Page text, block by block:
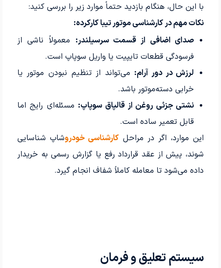
با این حال، هنگام بازدید حتماً موارد زیر را بررسی کنید:
نکات مهم در کارشناسی موتور تیبا کارکرده:
صدای اضافی از قسمت سرسیلندر: معمولاً ناشی از
فرسودگی قطعات تایپیت یا واریل سوپاپ است.
لرزش در دور آرام: می‌تواند از تنظیم نبودن موتور یا
خرابی دسته‌موتور باشد.
نشتی جزئی روغن از قالپاق سوپاپ: مسئله‌ای رایج اما
قابل تعمیر ساده است.
این موارد، اگر در مراحلکارشناسی خودرو‌شاپ شناسایی
شوند، پیش از عقد قرارداد رفع یا گزارش رسمی به خریدار
داده می‌شود تا معامله کاملاً شفاف انجام گیرد.
سیستم تعلیق و فرمان